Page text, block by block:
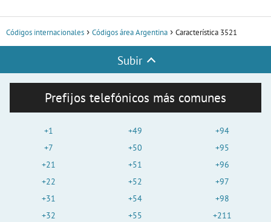
Códigos internacionales Códigos área Argentina Característica 3521
Subir
Prefijos telefónicos más comunes
+1
+7
+21
+22
+31
+32
+49
+50
+51
+52
+54
+55
+94
+95
+96
+97
+98
+211